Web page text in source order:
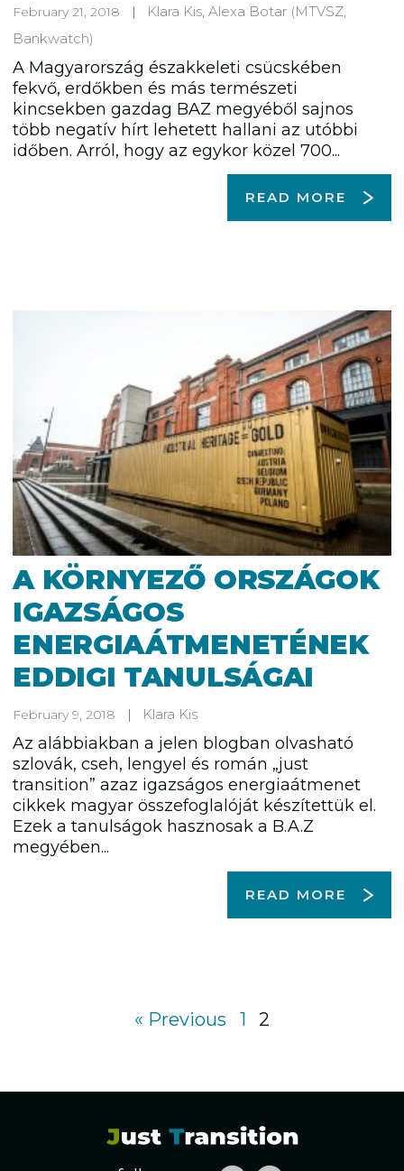
February 21, 2018 Klara Kis ,Alexa Botar (MTVSZ,
Bankwatch)
A Magyarország északkeleti csücskében
fekvő, erdőkben és más természeti
kincsekben gazdag BAZ megyéből sajnos
több negatív hírt lehetett hallani az utóbbi
időben. Arról, hogy az egykor közel 700...
READ MORE
A KÖRNYEZŐ ORSZÁGOK
IGAZSÁGOS
ENERGIAÁTMENETÉNEK
EDDIGI TANULSÁGAI
February 9, 2018 Klara Kis
Az alábbiakban a jelen blogban olvasható
szlovák, cseh, lengyel és román „just
transition” azaz igazságos energiaátmenet
cikkek magyar összefoglalóját készítettük el.
Ezek a tanulságok hasznosak a B.A.Z
megyében...
READ MORE
« Previous 1 2